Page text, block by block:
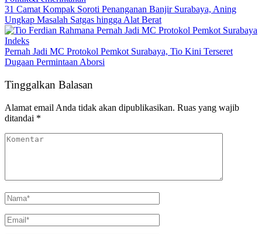
31 Camat Kompak Soroti Penanganan Banjir Surabaya, Aning
Ungkap Masalah Satgas hingga Alat Berat
Indeks
Pernah Jadi MC Protokol Pemkot Surabaya, Tio Kini Terseret
Dugaan Permintaan Aborsi
Tinggalkan Balasan
Alamat email Anda tidak akan dipublikasikan. Ruas yang wajib
ditandai *